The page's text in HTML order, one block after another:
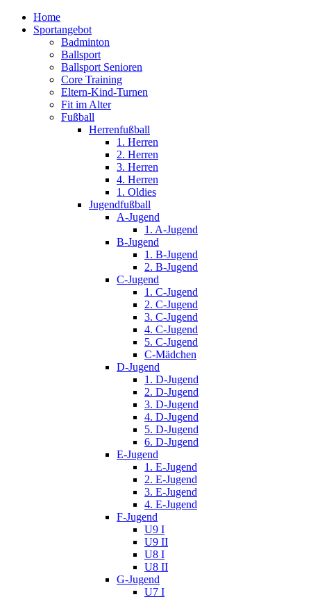
Home
Sportangebot
Badminton
Ballsport
Ballsport Senioren
Core Training
Eltern-Kind-Turnen
Fit im Alter
Fußball
Herrenfußball
1. Herren
2. Herren
3. Herren
4. Herren
1. Oldies
Jugendfußball
A-Jugend
1. A-Jugend
B-Jugend
1. B-Jugend
2. B-Jugend
C-Jugend
1. C-Jugend
2. C-Jugend
3. C-Jugend
4. C-Jugend
5. C-Jugend
C-Mädchen
D-Jugend
1. D-Jugend
2. D-Jugend
3. D-Jugend
4. D-Jugend
5. D-Jugend
6. D-Jugend
E-Jugend
1. E-Jugend
2. E-Jugend
3. E-Jugend
4. E-Jugend
F-Jugend
U9 I
U9 II
U8 I
U8 II
G-Jugend
U7 I